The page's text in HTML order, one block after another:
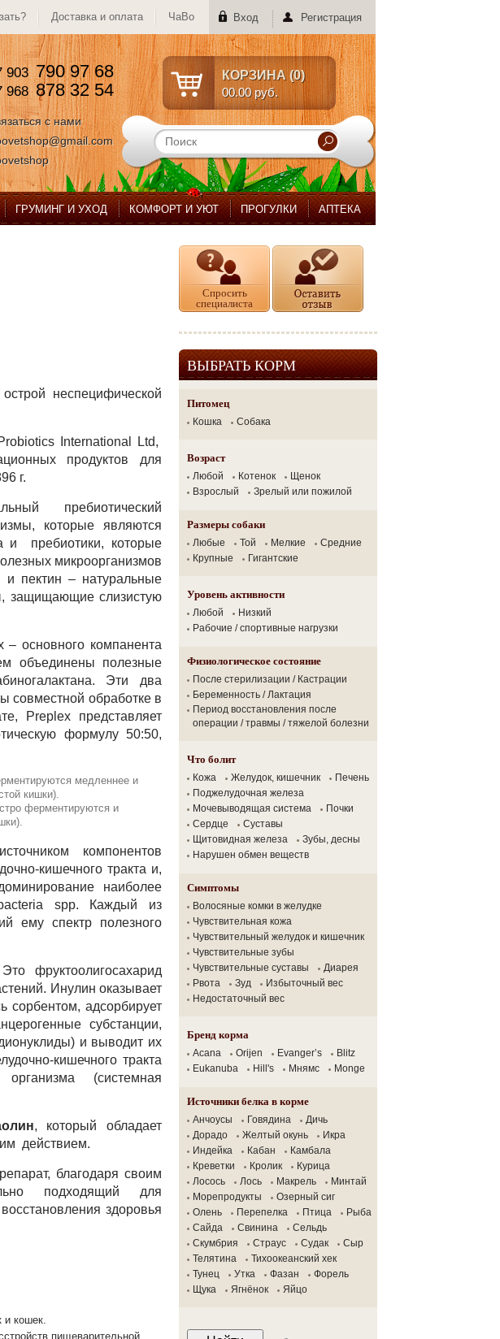
Вход Регистрация
Доставка и оплата ЧаВо
КОРЗИНА (0)
00.00 руб.
903790 97 68
968878 32 54
с нами
ГРУМИНГ И УХОД КОМФОРТ И УЮТ ПРОГУЛКИ АПТЕКА
Спросить
специалиста
ВЫБРАТЬ КОРМ
Питомец
Кошка Собака
Возраст
Любой Котенок
Щенок
Взрослый
Зрелый или пожилой
Размеры собаки
Любые Той Мелкие
Средние
Крупные
Гигантские
Уровень активности
Любой
Низкий
Рабочие / спортивные нагрузки
Физиологическое состояние
После стерилизации / Кастрации
Беременность / Лактация
Период восстановления после
операции / травмы / тяжелой болезни
Что болит
Кожа Желудок, кишечник
Печень
Поджелудочная железа
Мочевыводящая система
Почки
Сердце
Суставы
Щитовидная железа
Зубы, десны
Нарушен обмен веществ
Симптомы
Волосяные комки в желудке
Чувствительная кожа
Чувствительный желудок и кишечник
Чувствительные зубы
Чувствительные суставы
Диарея
Рвота
Зуд
Избыточный вес
Недостаточный вес
Бренд корма
Acana Orijen Evanger’s
Blitz
Eukanuba
Hill's Мнямс Monge
Источники белка в корме
Анчоусы Говядина
Дичь
Дорадо
Желтый окунь
Икра
Индейка
Кабан
Камбала
Креветки
Кролик
Курица
Лосось
Лось Макрель
Минтай
Морепродукты
Озерный сиг
Олень
Перепелка Птица
Рыба
Сайда
Свинина
Сельдь
Скумбрия
Страус Судак
Сыр
Телятина
Тихоокеанский хек
Тунец
Утка Фазан
Форель
Щука
Ягнёнок Яйцо
неспецифической
International Ltd,
продуктов для
г.
пребиотический
которые являются
и пребиотики, которые
микроорганизмов
и пектин – натуральные
защищающие слизистую
– основного компанента
объединены полезные
Эти два
совместной обработке в
Preplex представляет
формулу 50:50,
медленнее и
кишки).
ферментируются и
компонентов
кишечного тракта и,
наиболее
spp. Каждый из
ему спектр полезного
фруктоолигосахарид
Инулин оказывает
сорбентом, адсорбирует
субстанции,
и выводит их
кишечного тракта
(системная
, который обладает
действием.
благодаря своим
подходящий для
здоровья
и кошек.
пищеварительной